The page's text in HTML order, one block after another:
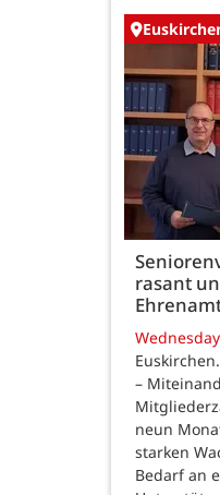
rasant
Wednesday
–
neun
starken
Bedarf an